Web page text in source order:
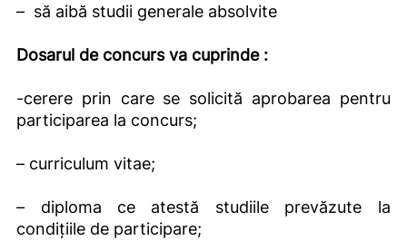
– să aibă studii generale absolvite
Dosarul de concurs va cuprinde :
-cerere prin care se solicită aprobarea pentru
participarea la concurs;
– curriculum vitae;
– diploma ce atestă studiile prevăzute la
condiţiile de participare;